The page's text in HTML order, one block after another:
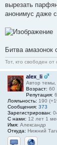
вырезать
анонимус даже
Битва амазонок
Тот, кто свободен
alex_li
Автор темы,
Возраст: 60
Репутация:
Лояльность: 190
Сообщения: 373
Зарегистрирован:
С нами: 12 лет 1
Имя: Александр
Откуда: Нижний